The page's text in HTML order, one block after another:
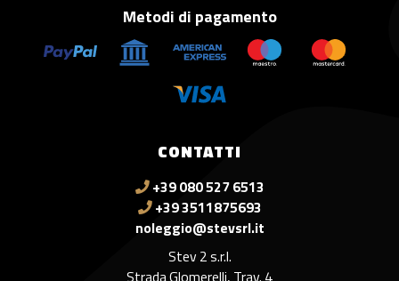
CONTATTI
+39 080 527 6513
+39 3511875693
noleggio@stevsrl.it
Stev 2 s.r.l.
Strada Glomerelli, Trav. 4
Metodi di pagamento